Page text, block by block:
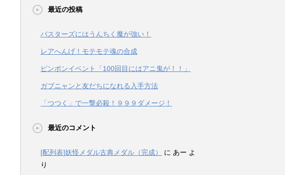
最近の投稿
バスターズにはうんちく魔が強い！
レアへんげ！モテモテ魂の合成
ピンポンイベント「100回目にはアニ鬼が！！」
ガブニャンと友だちになれる入手方法
「つつく」で一撃必殺！９９９ダメージ！
最近のコメント
[配列表]妖怪メダル古典メダル（完成） に あー よ
り